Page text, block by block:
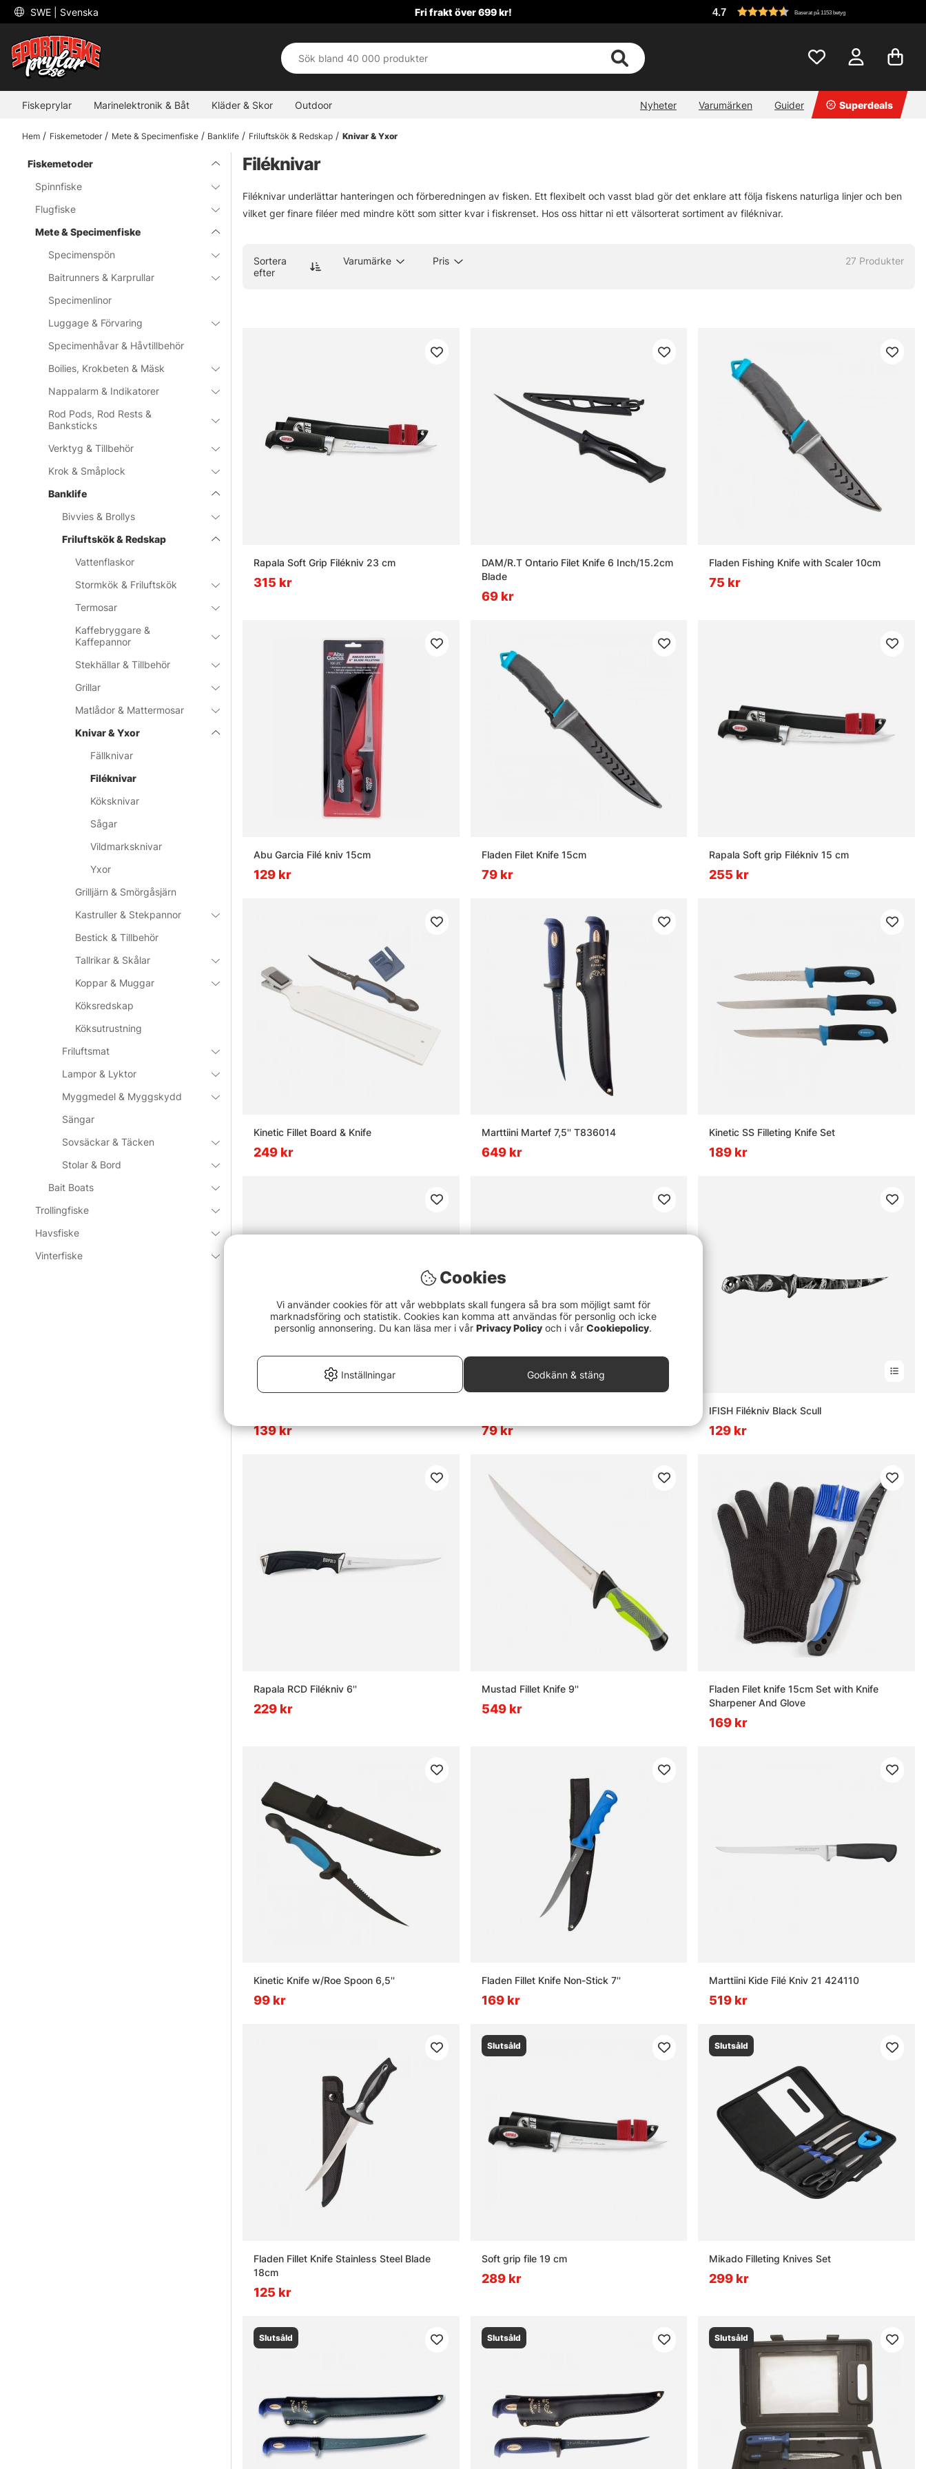
SWE | Svenska Fri frakt över 699 kr! 4.7 Baserat på 1153 betyg
Fiskeprylar Marinelektronik & Båt Kläder & Skor Outdoor Nyheter Varumärken Guider Superdeals
Hem Fiskemetoder Mete & Specimenfiske Banklife Friluftskök & Redskap Knivar & Yxor
Fiskemetoder
Spinnfiske
Flugfiske
Mete & Specimenfiske
Specimenspön
Baitrunners & Karprullar
Specimenlinor
Luggage & Förvaring
Specimenhåvar & Håvtillbehör
Boilies, Krokbeten & Mäsk
Nappalarm & Indikatorer
Rod Pods, Rod Rests &
Banksticks
Verktyg & Tillbehör
Krok & Småplock
Banklife
Bivvies & Brollys
Friluftskök & Redskap
Vattenflaskor
Stormkök & Friluftskök
Termosar
Kaffebryggare &
Kaffepannor
Stekhällar & Tillbehör
Grillar
Matlådor & Mattermosar
Knivar & Yxor
Fällknivar
Filéknivar
Köksknivar
Sågar
Vildmarksknivar
Yxor
Grilljärn & Smörgåsjärn
Kastruller & Stekpannor
Bestick & Tillbehör
Tallrikar & Skålar
Koppar & Muggar
Köksredskap
Köksutrustning
Friluftsmat
Lampor & Lyktor
Myggmedel & Myggskydd
Sängar
Sovsäckar & Täcken
Stolar & Bord
Bait Boats
Trollingfiske
Havsfiske
Vinterfiske
Filéknivar
Filéknivar underlättar hanteringen och förberedningen av fisken. Ett flexibelt och vasst blad gör det enklare att följa fiskens naturliga linjer och ben
vilket ger finare filéer med mindre kött som sitter kvar i fiskrenset. Hos oss hittar ni ett välsorterat sortiment av filéknivar.
Sortera
efter
Varumärke Pris 27 Produkter
Rapala Soft Grip Filékniv 23 cm
315 kr
DAM/R.T Ontario Filet Knife 6 Inch/15.2cm
Blade
69 kr
Fladen Fishing Knife with Scaler 10cm
75 kr
Abu Garcia Filé kniv 15cm
129 kr
Fladen Filet Knife 15cm
79 kr
Rapala Soft grip Filékniv 15 cm
255 kr
Kinetic Fillet Board & Knife
249 kr
Marttiini Martef 7,5'' T836014
649 kr
Kinetic SS Filleting Knife Set
189 kr
139 kr 79 kr
IFISH Filékniv Black Scull
129 kr
Rapala RCD Filékniv 6''
229 kr
Mustad Fillet Knife 9''
549 kr
Fladen Filet knife 15cm Set with Knife
Sharpener And Glove
169 kr
Kinetic Knife w/Roe Spoon 6,5''
99 kr
Fladen Fillet Knife Non-Stick 7''
169 kr
Marttiini Kide Filé Kniv 21 424110
519 kr
Fladen Fillet Knife Stainless Steel Blade
18cm
125 kr
Slutsåld
Soft grip file 19 cm
289 kr
Slutsåld
Mikado Filleting Knives Set
299 kr
Slutsåld Slutsåld Slutsåld
Cookies
Vi använder cookies för att vår webbplats skall fungera så bra som möjligt samt för
marknadsföring och statistik. Cookies kan komma att användas för personlig och icke
personlig annonsering. Du kan läsa mer i vår Privacy Policy och i vår Cookiepolicy.
Inställningar Godkänn & stäng